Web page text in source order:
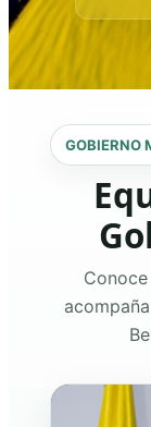
GOBIERNO